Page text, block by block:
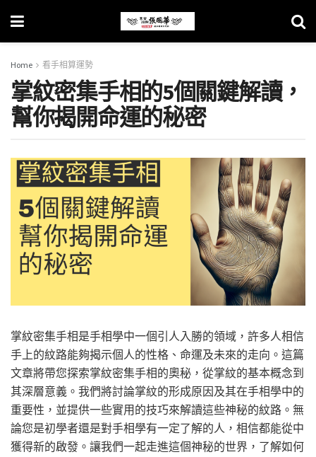
Home 看手相算運勢
掌紋密集手相的5個關鍵解讀，
幫你揭開命運的秘密
掌紋密集手相是手相學中一個引人入勝的領域，許多人相信
手上的紋路能夠揭示個人的性格、命運及未來的走向。這篇
文章將帶您探索掌紋密集手相的奧秘，從掌紋的基本概念到
其深層意義。我們將討論掌紋的形成原因及其在手相學中的
重要性，並提供一些實用的技巧來解讀這些神秘的紋路。無
論您是初學者還是對手相學有一定了解的人，相信都能從中
獲得新的啟發。讓我們一起走進這個神秘的世界，了解如何